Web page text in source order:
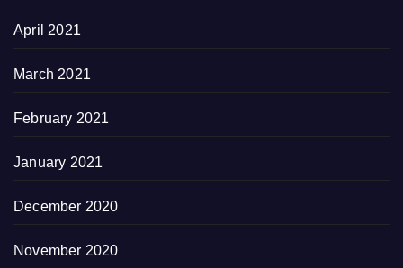
April 2021
March 2021
February 2021
January 2021
December 2020
November 2020